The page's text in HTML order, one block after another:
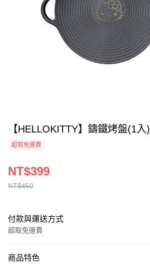
【HELLOKITTY】鑄鐵烤盤(1入)
超取免運費
NT$450
NT$399
付款與運送方式
超取免運費
全家線上支付
商品特色